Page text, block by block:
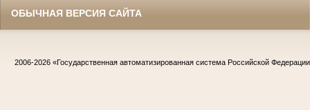
ОБЫЧНАЯ ВЕРСИЯ САЙТА
2006-2026 «Государственная автоматизированная система Российской